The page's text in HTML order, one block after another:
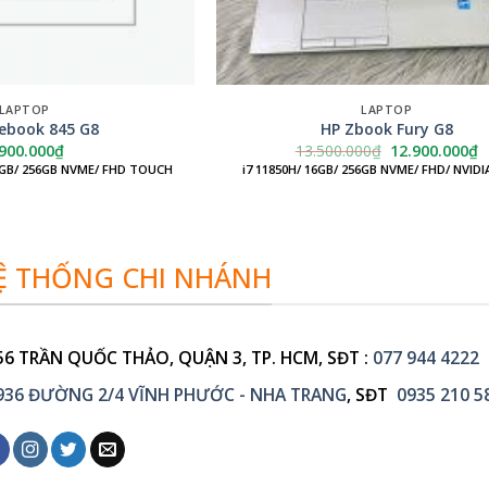
LAPTOP
845 G8
₫
256GB NVME/ FHD TOUCH
LAPTOP
HP Zbook Fury G8
13.500.000₫ Giá
gốc
là:
12.900.000₫
i7 11850H/ 16GB/ 256GB NVME/ FHD/
THỐNG CHI NHÁNH
TRẦN QUỐC THẢO, QUẬN 3, TP. HCM, SĐT : 077 944 4222
ĐƯỜNG 2/4 VĨNH PHƯỚC - NHA TRANG, SĐT 0935 210